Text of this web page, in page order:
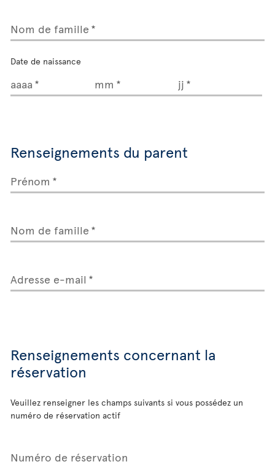
Nom de famille
Date de naissance
aaaa mm jj
Renseignements du parent
Prénom
Nom de famille
Adresse e-mail
Renseignements concernant la
réservation
Veuillez renseigner les champs suivants si vous possédez un
numéro de réservation actif
Numéro de réservation